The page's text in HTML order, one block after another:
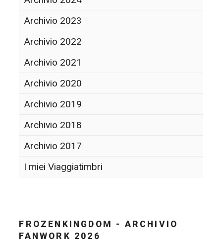
Archivio 2023
Archivio 2022
Archivio 2021
Archivio 2020
Archivio 2019
Archivio 2018
Archivio 2017
I miei Viaggiatimbri
FROZENKINGDOM - ARCHIVIO
FANWORK 2026